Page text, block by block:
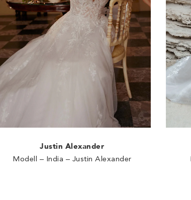
Justin Alexander
Modell – India – Justin Alexander